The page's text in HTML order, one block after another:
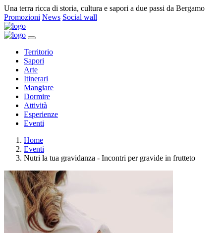
Una terra ricca di storia, cultura e sapori a due passi da Bergamo
Promozioni News Social wall
Territorio
Sapori
Arte
Itinerari
Mangiare
Dormire
Attività
Esperienze
Eventi
Home
Eventi
Nutri la tua gravidanza - Incontri per gravide in frutteto